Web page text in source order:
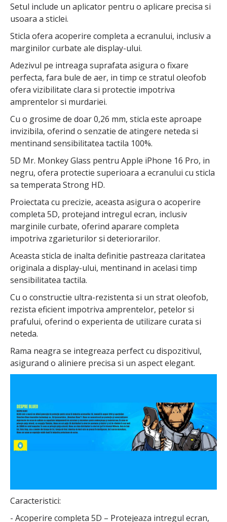
Setul include un aplicator pentru o aplicare precisa si
usoara a sticlei.
Sticla ofera acoperire completa a ecranului, inclusiv a
marginilor curbate ale display-ului.
Adezivul pe intreaga suprafata asigura o fixare
perfecta, fara bule de aer, in timp ce stratul oleofob
ofera vizibilitate clara si protectie impotriva
amprentelor si murdariei.
Cu o grosime de doar 0,26 mm, sticla este aproape
invizibila, oferind o senzatie de atingere neteda si
mentinand sensibilitatea tactila 100%.
5D Mr. Monkey Glass pentru Apple iPhone 16 Pro, in
negru, ofera protectie superioara a ecranului cu sticla
sa temperata Strong HD.
Proiectata cu precizie, aceasta asigura o acoperire
completa 5D, protejand intregul ecran, inclusiv
marginile curbate, oferind aparare completa
impotriva zgarieturilor si deteriorarilor.
Aceasta sticla de inalta definitie pastreaza claritatea
originala a display-ului, mentinand in acelasi timp
sensibilitatea tactila.
Cu o constructie ultra-rezistenta si un strat oleofob,
rezista eficient impotriva amprentelor, petelor si
prafului, oferind o experienta de utilizare curata si
neteda.
Rama neagra se integreaza perfect cu dispozitivul,
asigurand o aliniere precisa si un aspect elegant.
Caracteristici:
- Acoperire completa 5D – Protejeaza intregul ecran,